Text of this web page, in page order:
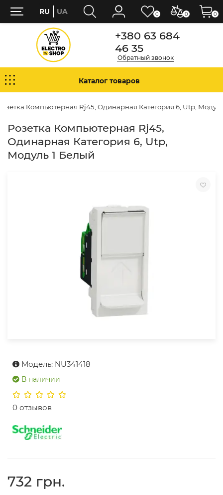
+380 63 684
46 35
Обратный звонок
Каталог товаров
Компьютерная Rj45, Одинарная Категория 6, Utp,
Розетка Компьютерная Rj45,
Одинарная Категория 6, Utp,
Модуль 1 Белый
Модель: NU341418
В наличии
0 отзывов
732 грн.
0 0
RU UA 0